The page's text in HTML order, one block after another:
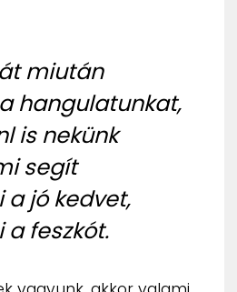
miután
hangulatunkat,
is nekünk
segít
jó kedvet,
a feszkót.